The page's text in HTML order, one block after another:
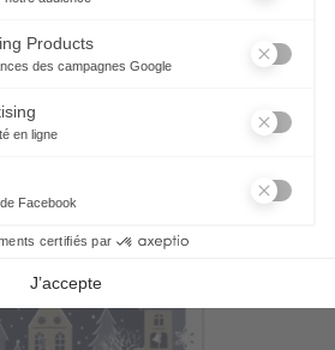
Sapin Magique
23,80 €